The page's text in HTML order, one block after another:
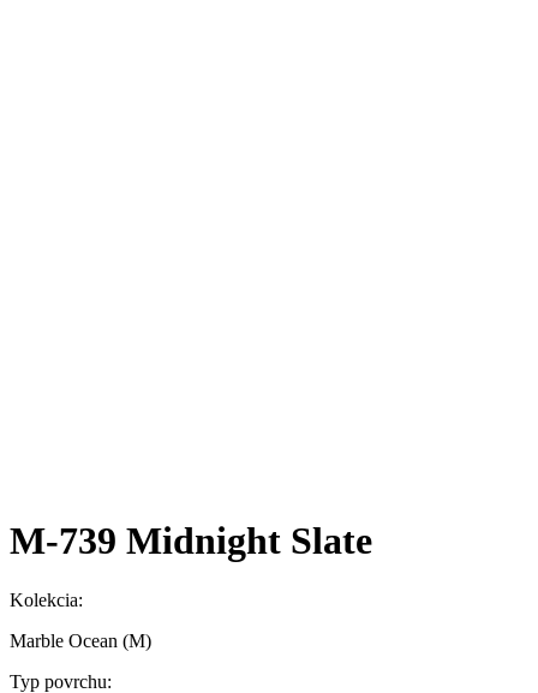
M-739 Midnight Slate
Kolekcia:
Marble Ocean (M)
Typ povrchu: